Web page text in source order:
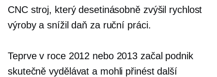
CNC stroj, který desetinásobně zvýšil rychlost
výroby a snížil daň za ruční práci.
Teprve v roce 2012 nebo 2013 začal podnik
skutečně vydělávat a mohli přinést další